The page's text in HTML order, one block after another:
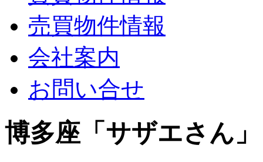
売買物件情報
会社案内
お問い合せ
博多座「サザエさん」